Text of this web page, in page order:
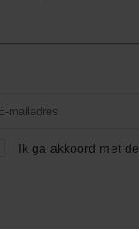
Ik ga akkoord met de